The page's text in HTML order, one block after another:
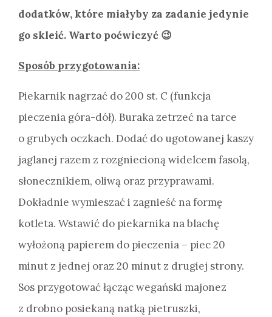
dodatków, które miałyby za zadanie jedynie
go skleić. Warto poćwiczyć 😉
Sposób przygotowania:
Piekarnik nagrzać do 200 st. C (funkcja
pieczenia góra-dół). Buraka zetrzeć na tarce
o grubych oczkach. Dodać do ugotowanej kaszy
jaglanej razem z rozgniecioną widelcem fasolą,
słonecznikiem, oliwą oraz przyprawami.
Dokładnie wymieszać i zagnieść na formę
kotleta. Wstawić do piekarnika na blachę
wyłożoną papierem do pieczenia – piec 20
minut z jednej oraz 20 minut z drugiej strony.
Sos przygotować łącząc wegański majonez
z drobno posiekaną natką pietruszki,